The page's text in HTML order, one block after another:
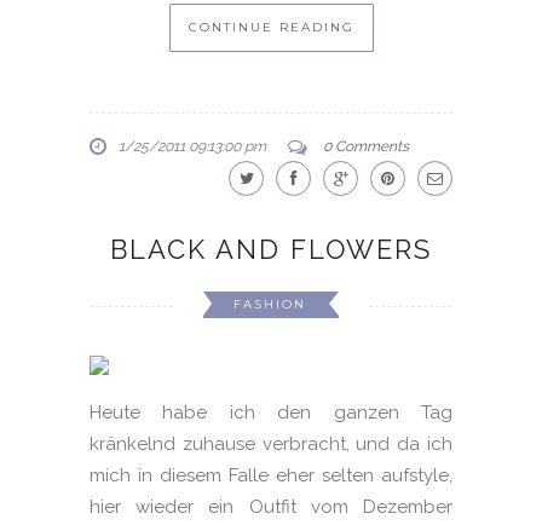
CONTINUE READING
1/25/2011 09:13:00 pm 0 Comments
BLACK AND FLOWERS
FASHION
Heute habe ich den ganzen Tag
kränkelnd zuhause verbracht, und da ich
mich in diesem Falle eher selten aufstyle,
hier wieder ein Outfit vom Dezember